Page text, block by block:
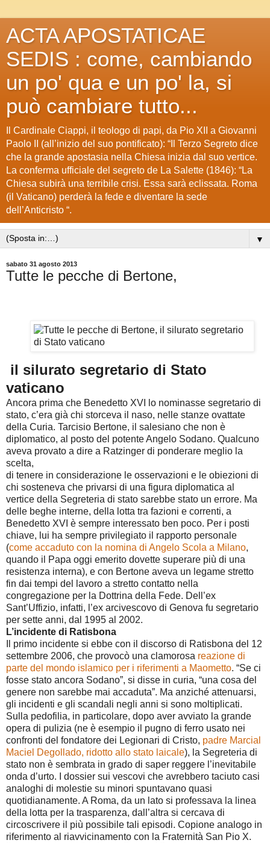
ACTA APOSTATICAE
SEDIS : come, cambiando
un po' qua e un po' la, si
può cambiare tutto...
Il Cardinale Ciappi, il teologo di papi, da Pio XII a Giovanni
Paolo II (all’inizio del suo pontificato): “Il Terzo Segreto dice
che la grande apostasia nella Chiesa inizia dal suo vertice.
La conferma ufficiale del segreto de La Salette (1846): “La
Chiesa subirà una terribile crisi. Essa sarà eclissata. Roma
(il Vaticano) perderà la fede e diventare la sede
dell’Anticristo “.
▼
sabato 31 agosto 2013
Tutte le pecche di Bertone,
il silurato segretario di Stato
vaticano
Ancora prima che Benedetto XVI lo nominasse segretario di
stato, c’era già chi storceva il naso, nelle stanze ovattate
della Curia. Tarcisio Bertone, il salesiano che non è
diplomatico, al posto del potente Angelo Sodano. Qualcuno
aveva provato a dire a Ratzinger di ponderare meglio la
scelta,
di tenere in considerazione le osservazioni e le obiezioni di
chi sosteneva che privarsi di una figura diplomatica al
vertice della Segreteria di stato sarebbe stato un errore. Ma
delle beghe interne, della lotta tra fazioni e correnti, a
Benedetto XVI è sempre interessato ben poco. Per i posti
chiave, lui ha sempre privilegiato il rapporto personale
(come accaduto con la nomina di Angelo Scola a Milano,
quando il Papa oggi emerito dovette superare più di una
resistenza interna), e con Bertone aveva un legame stretto
fin dai tempi del lavoro a stretto contatto nella
congregazione per la Dottrina della Fede. Dell’ex
Sant’Uffizio, infatti, l’ex arcivescovo di Genova fu segretario
per sette anni, dal 1995 al 2002.
L’incidente di Ratisbona
Il primo incidente si ebbe con il discorso di Ratisbona del 12
settembre 2006, che provocò una clamorosa reazione di
parte del mondo islamico per i riferimenti a Maometto. “Se ci
fosse stato ancora Sodano”, si disse in curia, “una cosa del
genere non sarebbe mai accaduta”. Ma anziché attenuarsi,
gli incidenti e gli scandali negli anni si sono moltiplicati.
Sulla pedofilia, in particolare, dopo aver avviato la grande
opera di pulizia (ne è esempio il pugno di ferro usato nei
confronti del fondatore dei Legionari di Cristo, padre Marcial
Maciel Degollado, ridotto allo stato laicale), la Segreteria di
stato non è sembrata in grado di saper reggere l’inevitabile
onda d’urto. I dossier sui vescovi che avrebbero taciuto casi
analoghi di molestie su minori spuntavano quasi
quotidianamente. A Roma, da un lato si professava la linea
della lotta per la trasparenza, dall’altra si cercava di
circoscrivere il più possibile tali episodi. Copione analogo in
riferimento al riavvicinamento con la Fraternità San Pio X.